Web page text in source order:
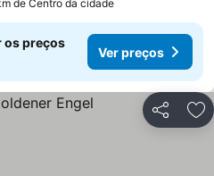
de Centro da cidade
os preços
Ver preços
Partilhar